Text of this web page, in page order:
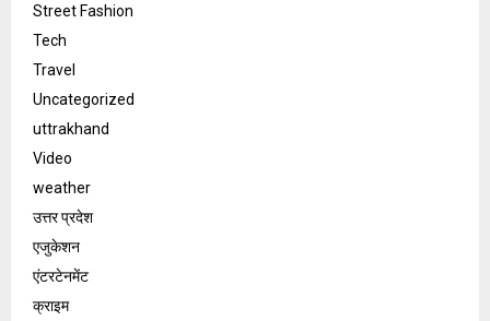
Street Fashion
Tech
Travel
Uncategorized
uttrakhand
Video
weather
उत्तर प्रदेश
एजुकेशन
एंटरटेनमेंट
क्राइम